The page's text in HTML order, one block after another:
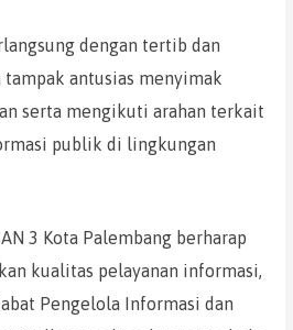
dengan tertib dan
antusias menyimak
serta mengikuti arahan terkait
publik di lingkungan
3 Kota Palembang berharap
kualitas pelayanan informasi,
Pengelola Informasi dan